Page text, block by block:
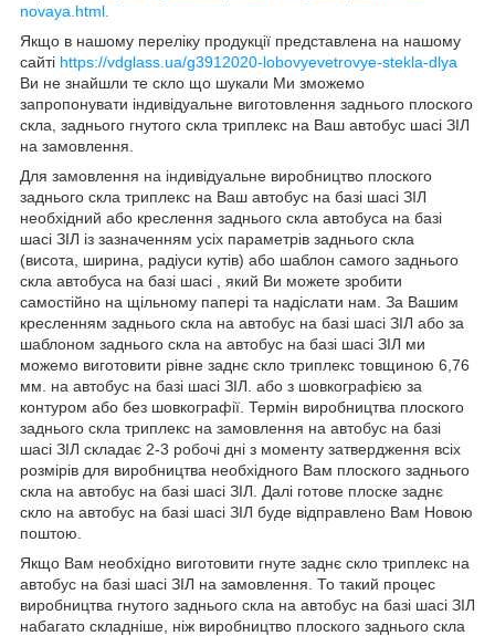
novaya.html.
Якщо в нашому переліку продукції представлена на нашому
сайті https://vdglass.ua/g3912020-lobovyevetrovye-stekla-dlya
Ви не знайшли те скло що шукали Ми зможемо
запропонувати індивідуальне виготовлення заднього плоского
скла, заднього гнутого скла триплекс на Ваш автобус шасі ЗІЛ
на замовлення.
Для замовлення на індивідуальне виробництво плоского
заднього скла триплекс на Ваш автобус на базі шасі ЗІЛ
необхідний або креслення заднього скла автобуса на базі
шасі ЗІЛ із зазначенням усіх параметрів заднього скла
(висота, ширина, радіуси кутів) або шаблон самого заднього
скла автобуса на базі шасі , який Ви можете зробити
самостійно на щільному папері та надіслати нам. За Вашим
кресленням заднього скла на автобус на базі шасі ЗІЛ або за
шаблоном заднього скла на автобус на базі шасі ЗІЛ ми
можемо виготовити рівне заднє скло триплекс товщиною 6,76
мм. на автобус на базі шасі ЗІЛ. або з шовкографією за
контуром або без шовкографії. Термін виробництва плоского
заднього скла триплекс на замовлення на автобус на базі
шасі ЗІЛ складає 2-3 робочі дні з моменту затвердження всіх
розмірів для виробництва необхідного Вам плоского заднього
скла на автобус на базі шасі ЗІЛ. Далі готове плоске заднє
скло на автобус на базі шасі ЗІЛ буде відправлено Вам Новою
поштою.
Якщо Вам необхідно виготовити гнуте заднє скло триплекс на
автобус на базі шасі ЗІЛ на замовлення. То такий процес
виробництва гнутого заднього скла на автобус на базі шасі ЗІЛ
набагато складніше, ніж виробництво плоского заднього скла